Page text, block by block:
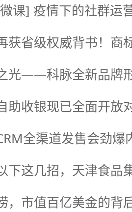
光——科脉全新品牌
助收银现已全面开放
全渠道发售会劲爆
，市值百亿美金的背